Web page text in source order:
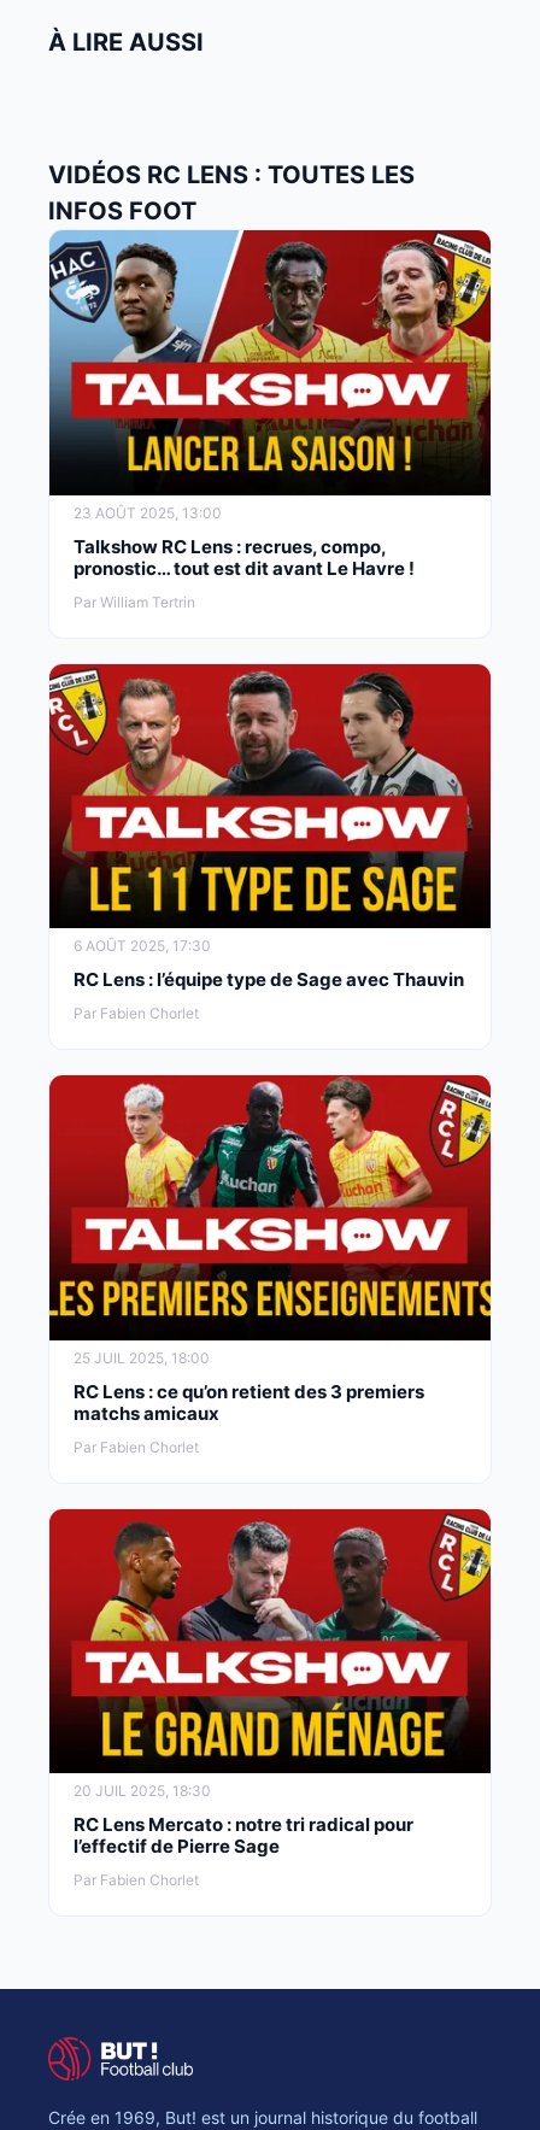
À LIRE AUSSI
VIDÉOS RC LENS : TOUTES LES
INFOS FOOT
23 AOÛT 2025, 13:00
Talkshow RC Lens : recrues, compo,
pronostic… tout est dit avant Le Havre !
Par William Tertrin
6 AOÛT 2025, 17:30
RC Lens : l’équipe type de Sage avec Thauvin
Par Fabien Chorlet
25 JUIL 2025, 18:00
RC Lens : ce qu’on retient des 3 premiers
matchs amicaux
Par Fabien Chorlet
20 JUIL 2025, 18:30
RC Lens Mercato : notre tri radical pour
l’effectif de Pierre Sage
Par Fabien Chorlet
Crée en 1969, But! est un journal historique du football